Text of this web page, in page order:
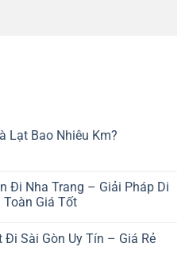
Lạt Bao Nhiêu Km?
Đi Nha Trang – Giải Pháp Di
Toàn Giá Tốt
Đi Sài Gòn Uy Tín – Giá Rẻ